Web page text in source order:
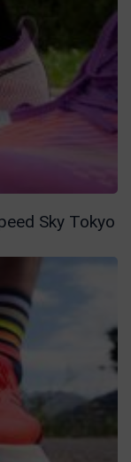
Sky Tokyo